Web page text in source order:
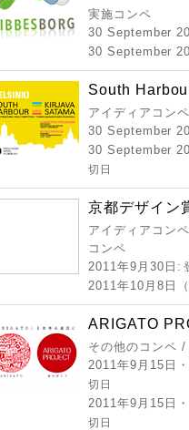
実施コンペ
30 September
30 September
South
アイディアコンペ
30 September
30 September
切日
京都デザイン
アイディアコン
コンペ
2011年9月30日 :
2011年10月8日
ARIGATO
その他のコンペ
2011年9月15日
切日
2011年9月15日
切日